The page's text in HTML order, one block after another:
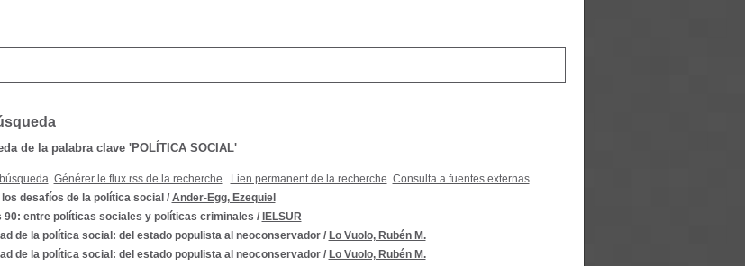
de la palabra clave 'POLÍTICA SOCIAL'
Générer le flux rss de la recherche Lien permanent de la recherche Consulta a fuentes externas
desafíos de la política social / Ander-Egg, Ezequiel
90: entre políticas sociales y políticas criminales / IELSUR
de la política social: del estado populista al neoconservador/ Lo Vuolo, Rubén M.
de la política social: del estado populista al neoconservador/ Lo Vuolo, Rubén M.